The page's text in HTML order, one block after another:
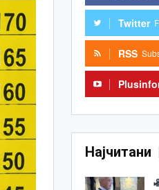
Twitter
RSS
Најчитани